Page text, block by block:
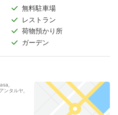
無料駐車場
レストラン
荷物預かり所
ガーデン
ンタルヤ,